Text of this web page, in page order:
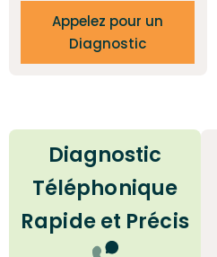
Appelez pour un
Diagnostic
Diagnostic
Téléphonique
Rapide et Précis